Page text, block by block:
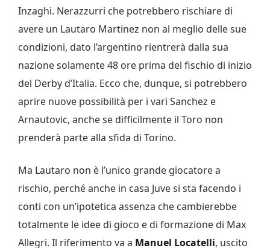
Inzaghi. Nerazzurri che potrebbero rischiare di
avere un Lautaro Martinez non al meglio delle sue
condizioni, dato l’argentino rientrerà dalla sua
nazione solamente 48 ore prima del fischio di inizio
del Derby d’Italia. Ecco che, dunque, si potrebbero
aprire nuove possibilità per i vari Sanchez e
Arnautovic, anche se difficilmente il Toro non
prenderà parte alla sfida di Torino.
Ma Lautaro non è l’unico grande giocatore a
rischio, perché anche in casa Juve si sta facendo i
conti con un’ipotetica assenza che cambierebbe
totalmente le idee di gioco e di formazione di Max
Allegri. Il riferimento va a Manuel Locatelli, uscito